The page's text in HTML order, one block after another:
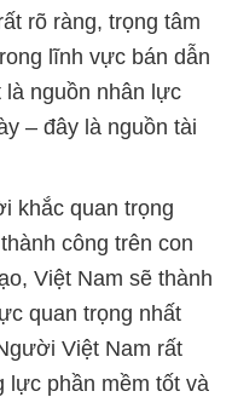
rõ ràng, trọng tâm
lĩnh vực bán dẫn
là nguồn nhân lực
– đây là nguồn tài
khắc quan trọng
công trên con
Việt Nam sẽ thành
quan trọng nhất
Việt Nam rất
lực phần mềm tốt và